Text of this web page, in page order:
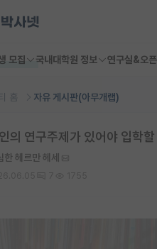
모집 국내대학원 정보 연구실&오픈
홈 자유 게시판(아무개랩)
의 연구주제가 있어야 입학
한 헤르만 헤세